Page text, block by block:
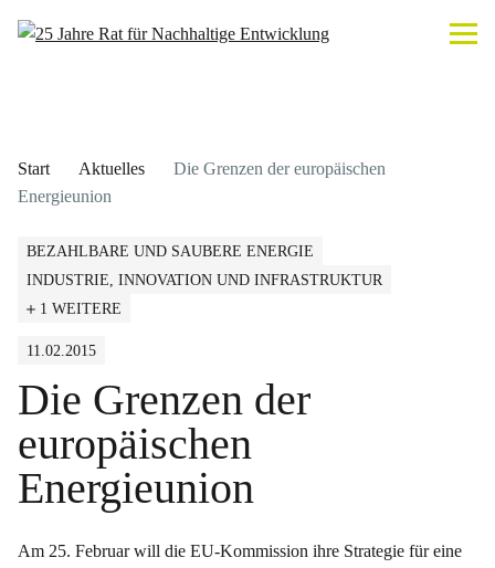
Start Aktuelles
Die Grenzen der europäischen
Energieunion
BEZAHLBARE UND SAUBERE ENERGIE
INDUSTRIE, INNOVATION UND INFRASTRUKTUR
1 WEITERE
11.02.2015
Die Grenzen der
europäischen
Energieunion
Am 25. Februar will die EU-Kommission ihre Strategie für eine